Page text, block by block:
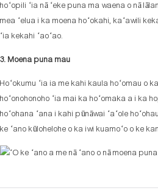
hoʻopili ʻia nā ʻeke puna ma waena o nā
mea ʻelua i ka moena hoʻokahi, kaʻawili
ʻia kekahi ʻaoʻao.
3. Moena puna mau
Hoʻokumu ʻia ia me kahi kaula hoʻomau o
hoʻonohonoho ʻia mai ka hoʻomaka a i ka
hoʻohana ʻana i kahi pūnāwai ʻaʻole
ke ʻano kūlohelohe o ka iwi kuamoʻo o ke